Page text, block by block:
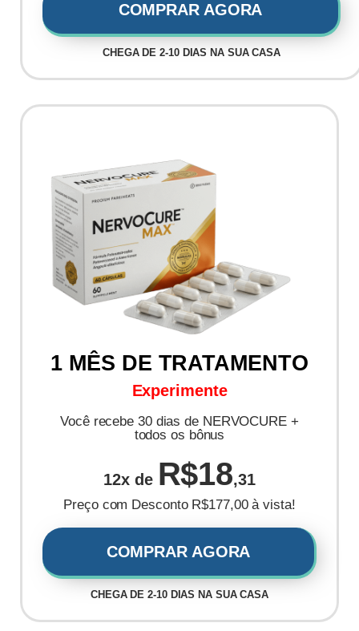
COMPRAR AGORA
CHEGA DE 2-10 DIAS NA SUA CASA
1 MÊS DE TRATAMENTO
Experimente
Você recebe 30 dias de NERVOCURE +
todos os bônus
12x de R$18,31
Preço com Desconto R$177,00 à vista!
COMPRAR AGORA
CHEGA DE 2-10 DIAS NA SUA CASA